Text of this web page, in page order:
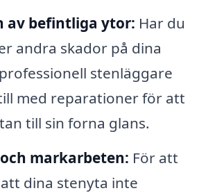
av befintliga ytor: Har du
andra skador på dina
stenläggare
med reparationer för att
till sin forna glans.
markarbeten: För att
dina stenyta inte